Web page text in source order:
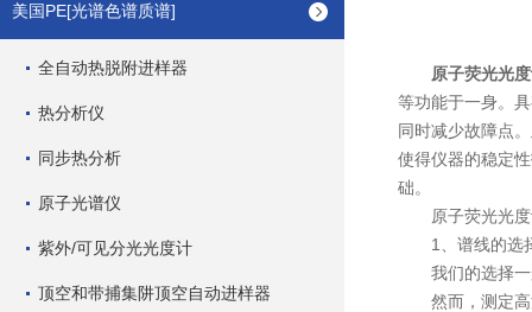
美国PE[光谱色谱质谱]
全自动热脱附进样器
热分析仪
同步热分析
原子光谱仪
紫外/可见分光光度计
顶空和带捕集阱顶空自动进样器
原子荧光光
等功能于一身。
同时减少故障点
使得仪器的稳定
础。
原子荧光光度
1、谱线的选
我们的选择一
然而，测定高